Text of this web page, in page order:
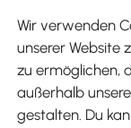
Aosom-App
Wir verwenden
unserer Website
zu ermöglichen,
außerhalb
gestalten. Du